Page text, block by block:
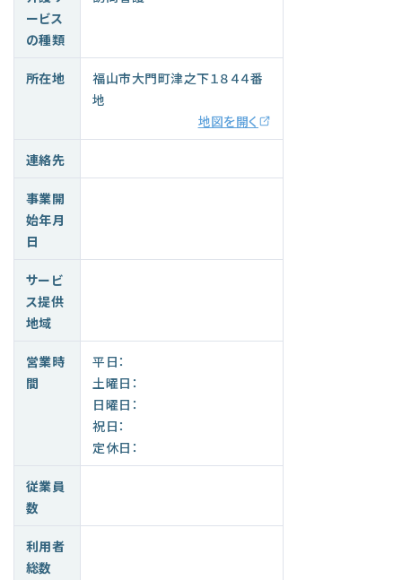
ービス
の種類
所在地
福山市大門町津之下１８４４番
地
地図を開く
連絡先
事業開
始年月
日
サービ
ス提供
地域
営業時
間
平日：
土曜日：
日曜日：
祝日：
定休日：
従業員
数
利用者
総数